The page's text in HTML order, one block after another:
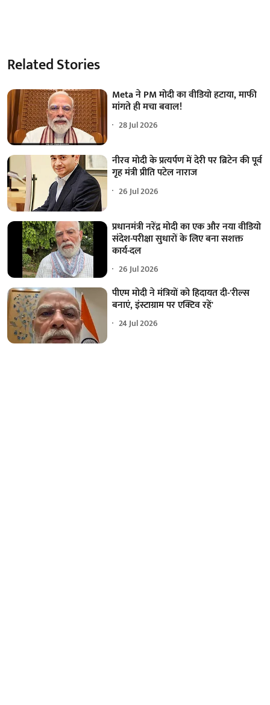
Related Stories
Meta ने PM मोदी का वीडियो हटाया, माफी
मांगते ही मचा बवाल!
28 Jul 2026
नीरव मोदी के प्रत्यर्पण में देरी पर ब्रिटेन की पूर्व
गृह मंत्री प्रीति पटेल नाराज
26 Jul 2026
प्रधानमंत्री नरेंद्र मोदी का एक और नया वीडियो
संदेश-परीक्षा सुधारों के लिए बना सशक्त
कार्य-दल
26 Jul 2026
पीएम मोदी ने मंत्रियों को हिदायत दी-'रील्स
बनाएं, इंस्टाग्राम पर एक्टिव रहें'
24 Jul 2026